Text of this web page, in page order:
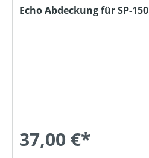
Echo Abdeckung für SP-150
37,00 €*